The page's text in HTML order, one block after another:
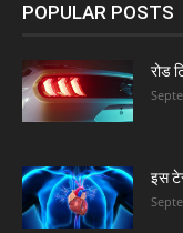
POPULAR POSTS
रोड
इस